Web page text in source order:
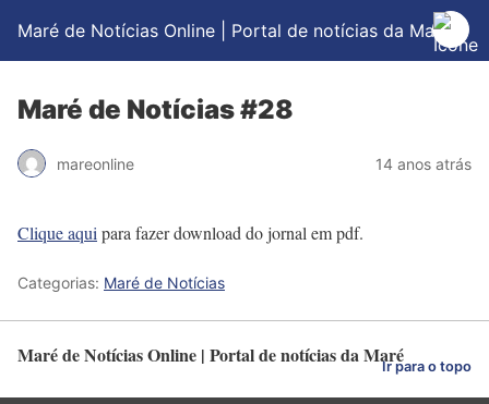
Maré de Notícias Online | Portal de notícias da Maré
Maré de Notícias #28
mareonline 14 anos atrás
Clique aqui para fazer download do jornal em pdf.
Categorias: Maré de Notícias
Maré de Notícias Online | Portal de notícias da MaréIr para o topo